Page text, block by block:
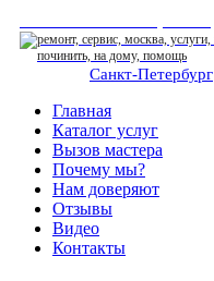
Санкт-Петербург
Главная
Каталог услуг
Вызов мастера
Почему мы?
Нам доверяют
Отзывы
Видео
Контакты